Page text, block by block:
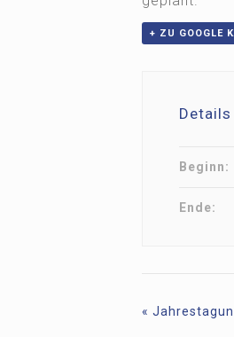
+ ZU GOOGLE
Details
Beginn:
Ende:
«